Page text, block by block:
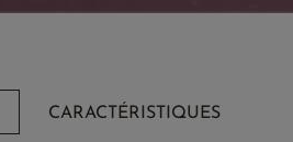
CARACTÉRISTIQUES